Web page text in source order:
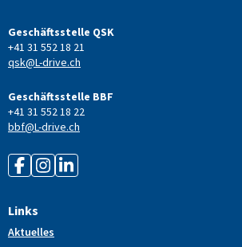
Geschäftsstelle QSK
+41 31 552 18 21
qsk@L-drive.ch
Geschäftsstelle BBF
+41 31 552 18 22
bbf@L-drive.ch
Links
Aktuelles